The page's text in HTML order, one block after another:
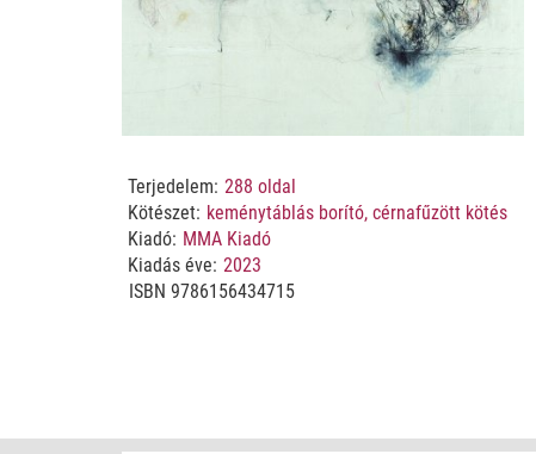
Terjedelem: 288 oldal
Kötészet: keménytáblás borító, cérnafűzött kötés
Kiadó: MMA Kiadó
Kiadás éve: 2023
ISBN 9786156434715